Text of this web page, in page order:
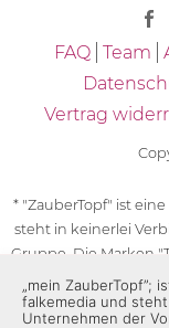
FAQ Team
Vertrag
* "ZauberTopf" ist
steht in keinerlei
Gruppe. Die Marken
des "Thermomix®"
der Vorwerk-Gruppe.
„mein ZauberTopf”;
falkemedia und
Unternehmen der